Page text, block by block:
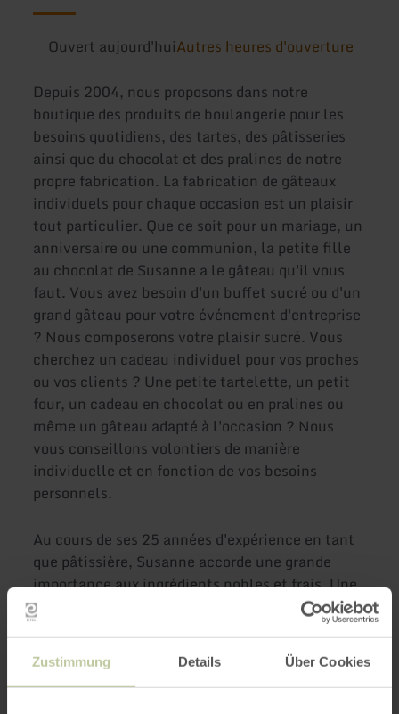
Zustimmung Details Über Cookies
Ouvert aujourd'huiAutres heures d'ouverture
Depuis 2004, nous proposons dans notre
boutique des produits de boulangerie pour les
besoins quotidiens, des tartes, des pâtisseries
ainsi que du chocolat et des pralines de notre
propre fabrication. La fabrication de gâteaux
individuels pour chaque occasion est un plaisir
tout particulier. Que ce soit pour un mariage, un
anniversaire ou une communion, la petite fille
au chocolat de Susanne a le gâteau qu'il vous
faut. Vous avez besoin d'un buffet sucré ou d'un
grand gâteau pour votre événement d'entreprise
? Nous composerons votre plaisir sucré. Vous
cherchez un cadeau individuel pour vos proches
ou vos clients ? Une petite tartelette, un petit
four, un cadeau en chocolat ou en pralines ou
même un gâteau adapté à l'occasion ? Nous
vous conseillons volontiers de manière
individuelle et en fonction de vos besoins
personnels.
Au cours de ses 25 années d'expérience en tant
que pâtissière, Susanne accorde une grande
importance aux ingrédients nobles et frais. Une
grande passion pour l'artisanat caractérise ses
pâtisseries. C'est avec beaucoup de cœur et
d'amour du détail qu'elle confectionne à la main
vos douceurs sucrées et vos gâteaux.